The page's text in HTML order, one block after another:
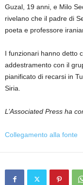
Guzal, 19 anni, e Milo
rivelano che il padre di
poeta e professore
I funzionari hanno detto
addestramento con il
pianificato di recarsi in
Siria.
L’Associated Press ha
Collegamento alla fonte